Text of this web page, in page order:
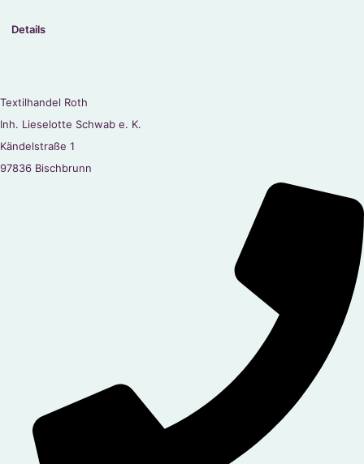
Details
Textilhandel Roth
Inh. Lieselotte Schwab e. K.
Kändelstraße 1
97836 Bischbrunn